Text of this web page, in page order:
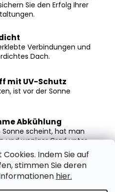
Indem Sie auf
stimmen Sie deren
hier.
Sie den Erfolg Ihrer
Verbindungen und
Dach.
mit UV-Schutz
ist vor der Sonne
Abkühlung
Sonne scheint, hat man
und weniger Grad unter
nach der Verankerung
problemlos stand.